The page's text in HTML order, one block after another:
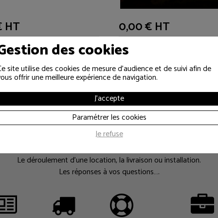
HT 0,00 € HT
informations
Le déroulement d’une location, la livraison ou installation.
Les réponses à vos questions….
des cookies
site utilise des cookies de mesure d'audience et de suivi afin de
offrir une meilleure expérience de navigation.
J'accepte
Paramétrer les cookies
Je refuse